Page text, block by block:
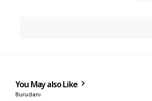
You May also Like
Burudani